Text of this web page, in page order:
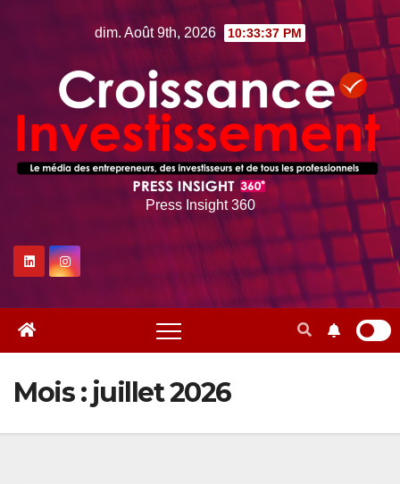
dim. Août 9th, 2026 10:33:38 PM
Press Insight 360
Mois : juillet 2026